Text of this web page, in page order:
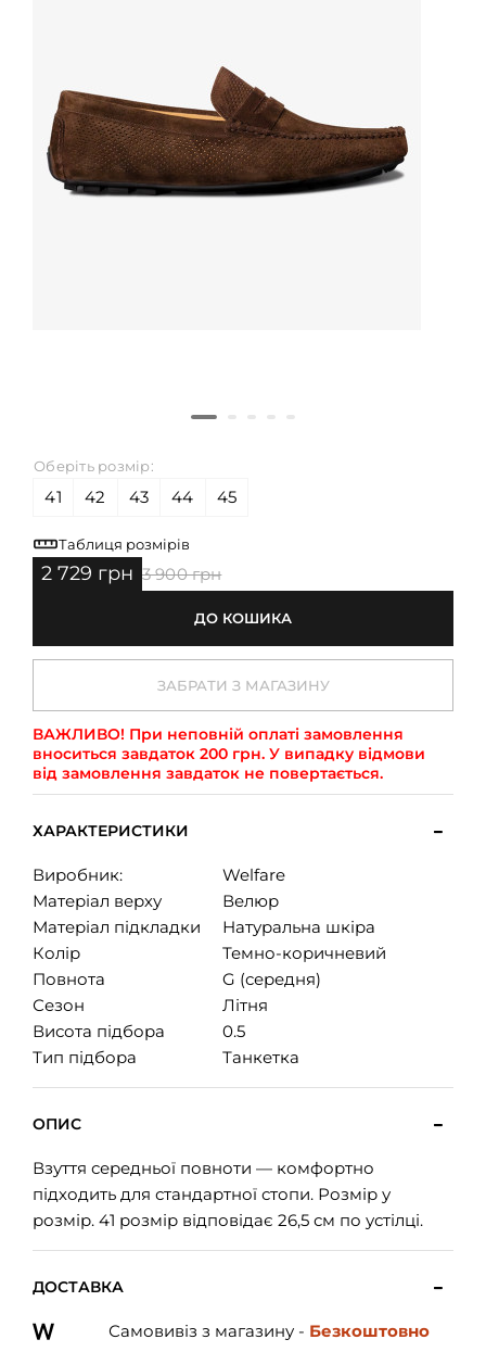
Оберіть розмір:
41 42 43 44 45
Таблиця розмірів
2 729 грн 3 900 грн
ДО КОШИКА
ЗАБРАТИ З МАГАЗИНУ
ВАЖЛИВО! При неповній оплаті замовлення
вноситься завдаток 200 грн. У випадку відмови
від замовлення завдаток не повертається.
ХАРАКТЕРИСТИКИ
Виробник:
Welfare
Матеріал верху
Велюр
Матеріал підкладки
Натуральна шкіра
Колір
Темно-коричневий
Повнота
G (середня)
Сезон
Літня
Висота підбора
0.5
Тип підбора
Танкетка
ОПИС
Взуття середньої повноти — комфортно
підходить для стандартної стопи. Розмір у
розмір. 41 розмір відповідає 26,5 см по устілці.
ДОСТАВКА
Самовивіз з магазину - Безкоштовно